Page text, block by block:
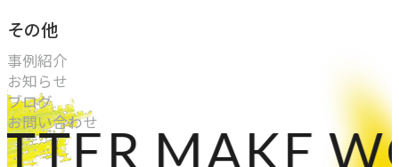
その他
事例紹介
お知らせ
ブログ
お問い合わせMAKE